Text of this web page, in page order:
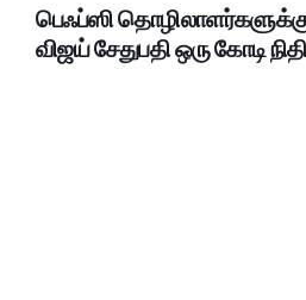
பெஃப்ஸி
விஜய் சேதுபதி ஒரு கோடி